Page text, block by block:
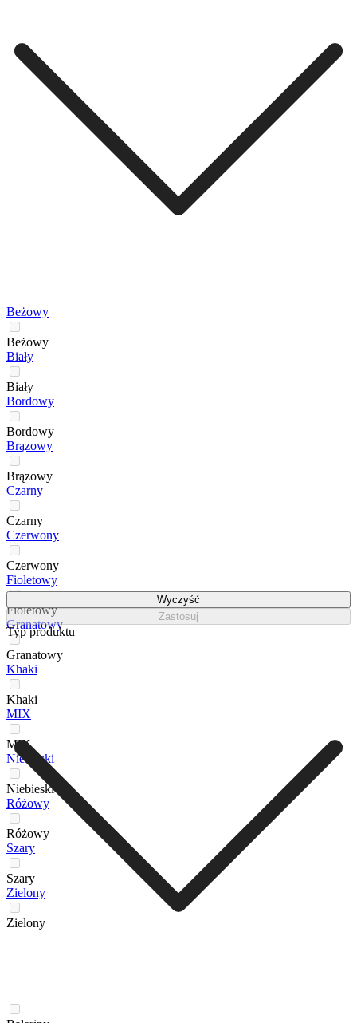
Beżowy
Beżowy
Biały
Biały
Bordowy
Bordowy
Brązowy
Brązowy
Czarny
Czarny
Czerwony
Czerwony
Fioletowy
Fioletowy
Granatowy
Granatowy
Khaki
Khaki
MIX
MIX
Niebieski
Niebieski
Różowy
Różowy
Szary
Szary
Zielony
Zielony
Wyczyść
Zastosuj
Typ produktu